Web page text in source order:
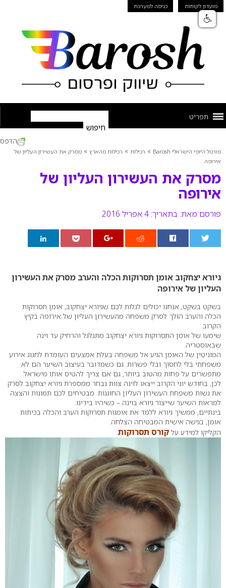
מועדון לקוחות כניסה למערכת
תפריט
פורטל היופי הישראלי Barosh » רכילות » רכילות מהארץ » מסרק את העשירון העליון של
אירופה
מסרק את העשירון העליון של
אירופה
פורסם מאת: בתאריך: 4 אפריל 2016
הדפס
גיורא יצחקוב אומן תסרוקות הכלה והערב מסרק את העשירון
העליון של אירופה
בשקט בשקט, אנחנו יכולים לגלות לכם שגיורא יצחקוב, אומן תסרוקות
הכלה והערב הולך לסרק משפחה מהעשירון העליון של אירופה בקיץ
הקרוב.
שימעו של אומן התסרוקות גיורא יצחקוב מתגלגל והרחיק עד וינה
שבאוסטריה.
המוניטין של האומן הגיע אל משפחה בעלת אמצעים העומדת לחגוג אירוע
משפחתי בלי לחסוך ובלי פשרות. גם כשמדובר בעיצוב השיער הם לא
מתפשרים על פחות מהטוב ביותר, גם אם צריך להטיס אותו מישראל.
לכן, בחודש יוני הקרוב ייצאו לוינה צוות נבחר ממספרת גיורא יצחקוב לסרק
את נשות משפחת העשירון העליון החוגגות. מבטיחים לכם תמונות והצצה
למראות השיער שייצור גיורא בוינה – כשיהיו בידינו.
בינתיים, ממשיך גיורא ללמד את אומנות תסרוקות הערב והכלה בכיתות
אומן, בגישה אישית המבטיחה הצלחה.
הקליקו למידע על קורס תסרוקות